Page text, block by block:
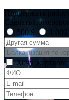
Поддержать
Сделать
5009 1 000
Хочу